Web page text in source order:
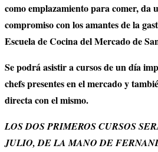
como emplazamiento para comer, da
compromiso con los amantes de la
Escuela de Cocina del Mercado de
Se podrá asistir a cursos de un día
chefs presentes en el mercado y
directa con el mismo.
LOS DOS PRIMEROS CURSOS
JULIO, DE LA MANO DE